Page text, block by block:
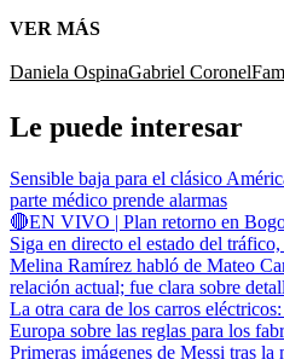
VER MÁS
Daniela OspinaGabriel Coronel
Le puede interesar
Sensible baja para el clásico
parte médico prende alarmas
🔴EN VIVO | Plan retorno en
Siga en directo el estado del
Melina Ramírez habló de Mateo
relación actual; fue clara sobre
La otra cara de los carros
Europa sobre las reglas para los
Primeras imágenes de Messi tras la